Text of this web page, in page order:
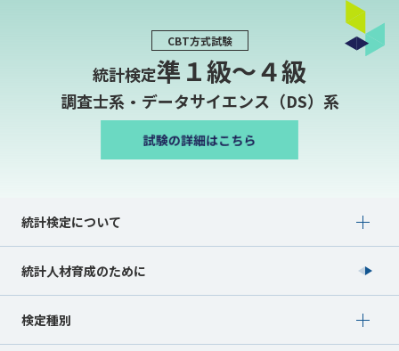
CBT方式試験
統計検定準１級〜４級
調査士系・データサイエンス（DS）系
統計検定について
Show submenu for 統計検定について
統計人材育成のために
検定種別
Show submenu for 検定種別